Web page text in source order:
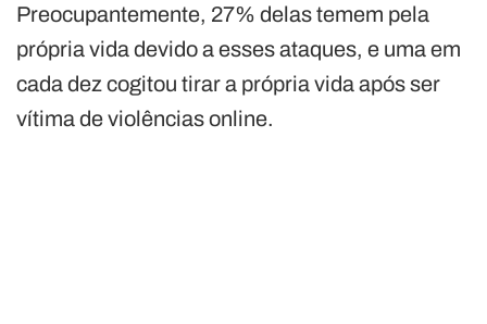
Preocupantemente, 27% delas temem pela
própria vida devido a esses ataques, e uma em
cada dez cogitou tirar a própria vida após ser
vítima de violências online.